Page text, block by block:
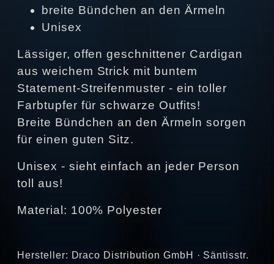
breite Bündchen an den Ärmeln
Unisex
Lässiger, offen geschnittener Cardigan
aus weichem Strick mit buntem
Statement-Streifenmuster - ein toller
Farbtupfer für schwarze Outfits!
Breite Bündchen an den Ärmeln sorgen
für einen guten Sitz.
Unisex - sieht einfach an jeder Person
toll aus!
Material: 100% Polyester
Hersteller: Draco Distribution GmbH · Säntisstr.